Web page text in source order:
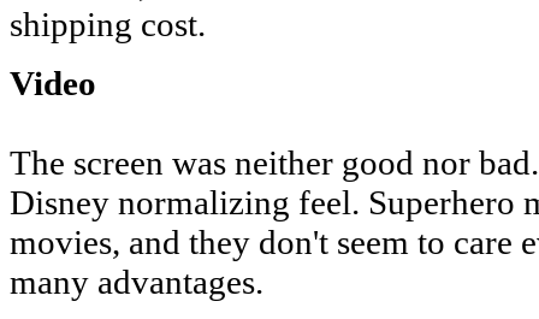
shipping cost.
Video
The screen was neither good nor
Disney normalizing feel. Superhero
movies, and they don't seem to care
many advantages.